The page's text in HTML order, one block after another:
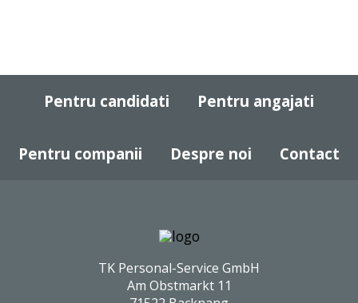
Pentru candidati Pentru angajati
Pentru companii Despre noi Contact
TK Personal-Service GmbH
Am Obstmarkt 11